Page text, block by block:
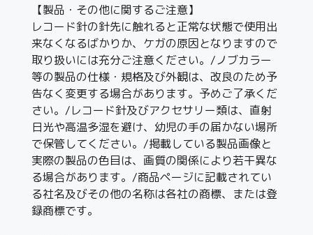
【製品・その他に関するご注意】
レコード針の針先に触れると正常な状態で使用出
来なくなるばかりか、ケガの原因となりますので
取り扱いには充分ご注意ください。/ノブカラー
等の製品の仕様・規格及び外観は、改良のため予
告なく変更する場合があります。予めご了承くだ
さい。/レコード針及びアクセサリー類は、直射
日光や高温多湿を避け、幼児の手の届かない場所
で保管してください。/掲載している製品画像と
実際の製品の色目は、画質の関係により若干異な
る場合があります。/商品ページに記載されてい
る社名及びその他の名称は各社の商標、または登
録商標です。